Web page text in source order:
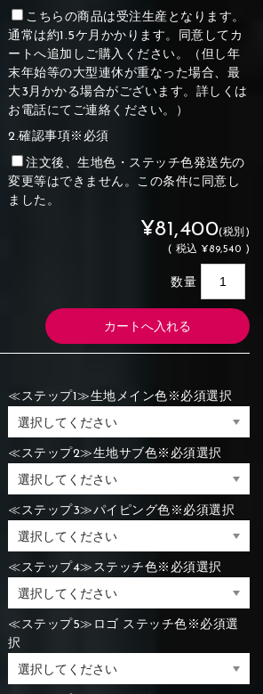
こちらの商品は受注生産となります。
通常は約1.5ケ月かかります。同意してカ
ートへ追加しご購入ください。（但し年
末年始等の大型連休が重なった場合、最
大3月かかる場合がございます。詳しくは
お電話にてご連絡ください。）
2.確認事項※必須
注文後、生地色・ステッチ色発送先の
変更等はできません。この条件に同意し
ました。
¥81,400(税別)
( 税込 ¥89,540 )
数量
≪ステップ1≫生地メイン色※必須選択
≪ステップ2≫生地サブ色※必須選択
≪ステップ3≫パイピング色※必須選択
≪ステップ4≫ステッチ色※必須選択
≪ステップ5≫ロゴ ステッチ色※必須選
択